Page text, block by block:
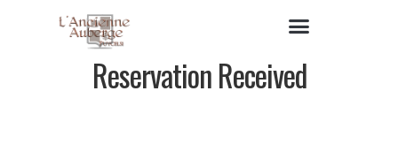
Reservation Received